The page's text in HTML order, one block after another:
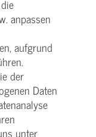
anpassen
aufgrund
der
Daten
unter